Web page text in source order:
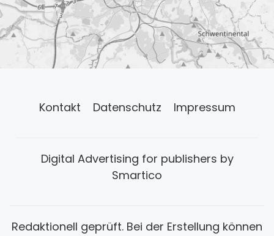
Kontakt Datenschutz Impressum
Digital Advertising for publishers by
Smartico
Redaktionell geprüft. Bei der Erstellung können